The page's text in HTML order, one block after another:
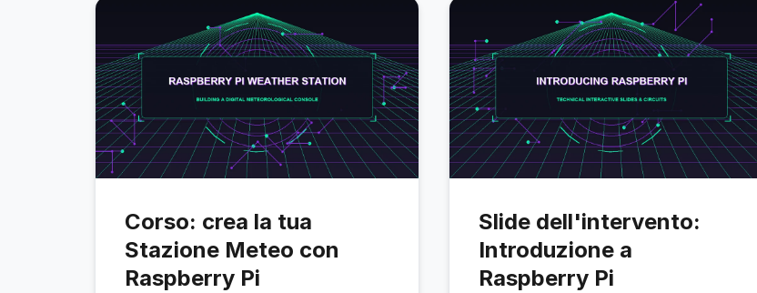
Corso: crea la tua
Stazione Meteo con
Raspberry Pi
Slide dell'intervento:
Introduzione a
Raspberry Pi